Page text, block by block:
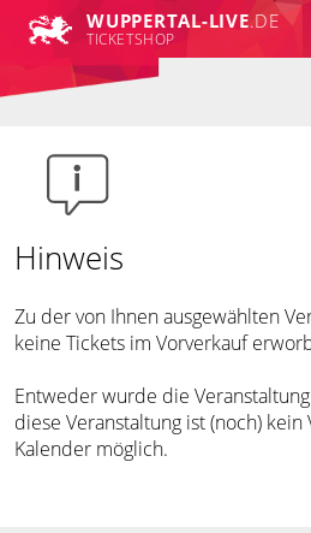
WUPPERTAL-LIVE.DE
TICKETSHOP
Hinweis
Zu der von Ihnen ausgewählten
keine Tickets im Vorverkauf
Entweder wurde die
diese Veranstaltung ist (noch)
Kalender möglich.